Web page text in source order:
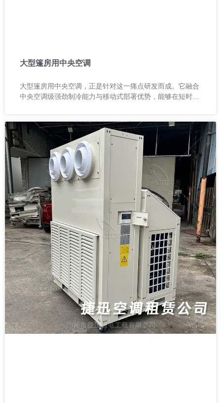
大型篷房用中央空调
大型篷房用中央空调，正是针对这一痛点研发而成。它融合
中央空调级强劲制冷能力与移动式部署优势，能够在短时间